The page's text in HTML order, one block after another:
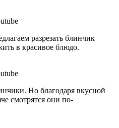
разрезать блинчик
в красивое блюдо.
Но благодаря вкусной
смотрятся они по-